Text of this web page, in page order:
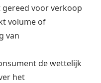
voor verkoop
volume of
van
de wettelijk
het